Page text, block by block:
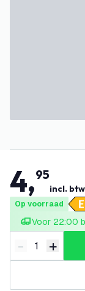
4,95
incl. btw
Op voorraad
Voor 22:00
Verminder
- +